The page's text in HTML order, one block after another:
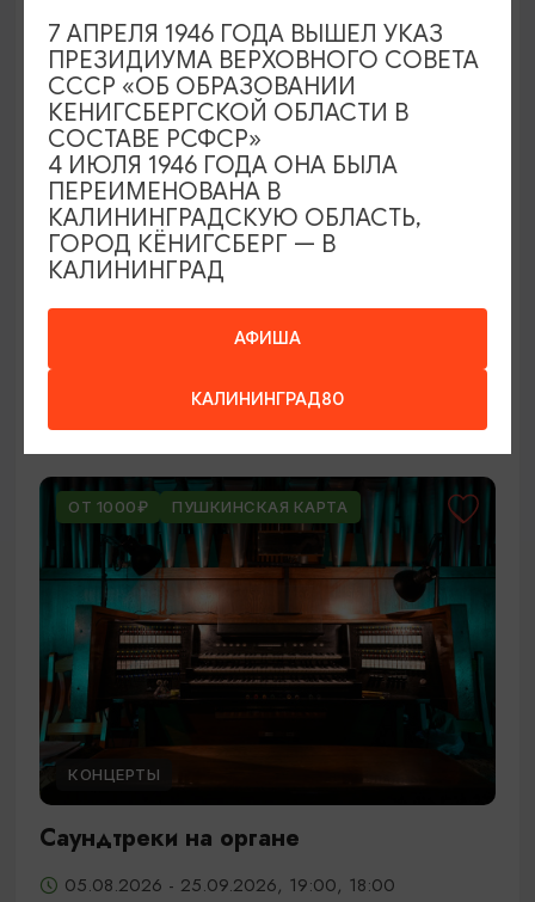
ВЫСТАВКИ
Оставленный багаж
Светлогорск, Арт-пространство «Янтарь-холл»
ОТ 1000₽ ПУШКИНСКАЯ КАРТА
КОНЦЕРТЫ
Саундтреки на органе
05.08.2026 - 25.09.2026, 19:00, 18:00
АФИША
КАЛИНИНГРАД80
7 АПРЕЛЯ 1946 ГОДА ВЫШЕЛ УКАЗ
ПРЕЗИДИУМА ВЕРХОВНОГО СОВЕТА
СССР «ОБ ОБРАЗОВАНИИ
КЕНИГСБЕРГСКОЙ ОБЛАСТИ В
СОСТАВЕ РСФСР»
4 ИЮЛЯ 1946 ГОДА ОНА БЫЛА
ПЕРЕИМЕНОВАНА В
КАЛИНИНГРАДСКУЮ ОБЛАСТЬ,
ГОРОД КЁНИГСБЕРГ — В
КАЛИНИНГРАД